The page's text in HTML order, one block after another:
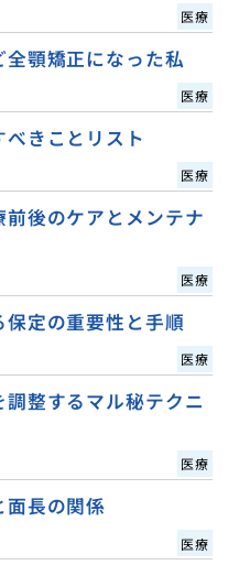
医療
顎矯正になった私
医療
きことリスト
医療
後のケアとメンテナ
医療
定の重要性と手順
医療
整するマル秘テクニ
医療
面長の関係
医療